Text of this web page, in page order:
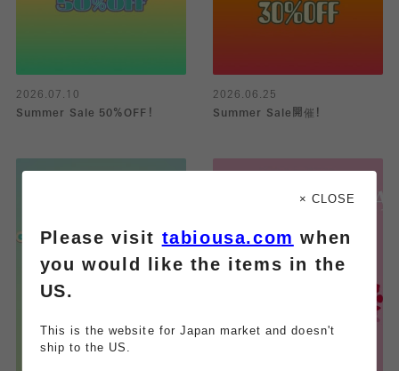
2026.07.10
Summer Sale 50％OFF！
2026.06.25
Summer Sale開催！
× CLOSE
Please visit tabiousa.com when
you would like the items in the
US.
This is the website for Japan market and doesn't
ship to the US.